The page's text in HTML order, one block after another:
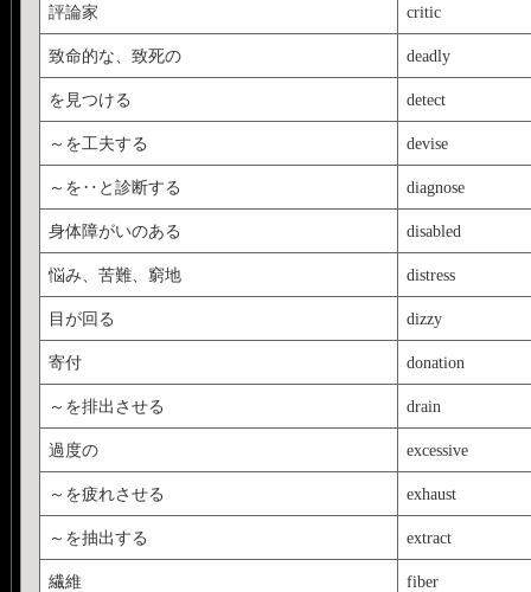
評論家 critic
致命的な、致死の deadly
を見つける detect
～を工夫する devise
～を‥と診断する diagnose
身体障がいのある disabled
悩み、苦難、窮地 distress
目が回る dizzy
寄付 donation
～を排出させる drain
過度の excessive
～を疲れさせる exhaust
～を抽出する extract
繊維 fiber